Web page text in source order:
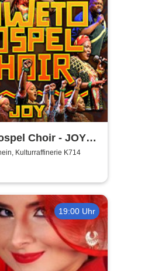
Choir - JOY!
Kulturraffinerie K714
19:00 Uhr